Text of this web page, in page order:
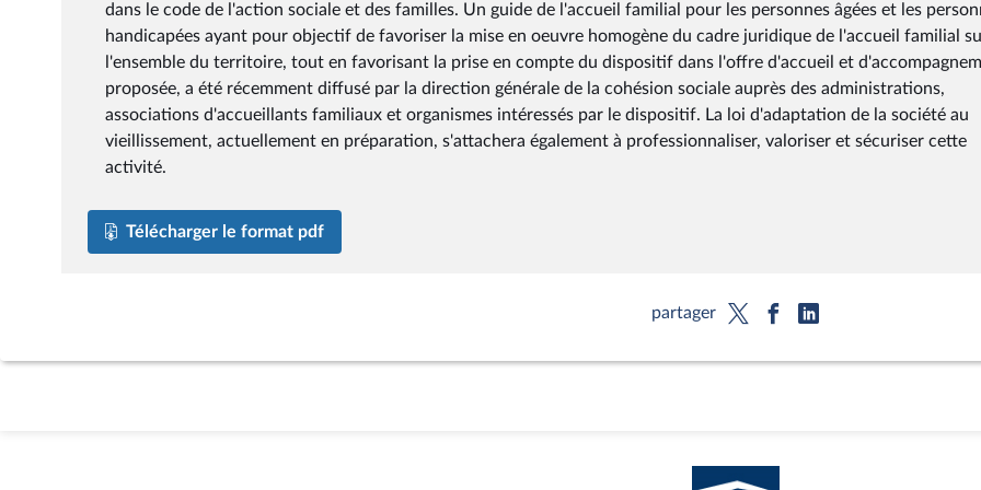
dans le code de l'action sociale et des familles. Un guide de l'accueil familial pour les personnes âgées et les
handicapées ayant pour objectif de favoriser la mise en oeuvre homogène du cadre juridique de l'accueil familial
l'ensemble du territoire, tout en favorisant la prise en compte du dispositif dans l'offre d'accueil et
proposée, a été récemment diffusé par la direction générale de la cohésion sociale auprès des administrations,
associations d'accueillants familiaux et organismes intéressés par le dispositif. La loi d'adaptation de la société au
vieillissement, actuellement en préparation, s'attachera également à professionnaliser, valoriser et sécuriser cette
activité.
Télécharger le format pdf
partager